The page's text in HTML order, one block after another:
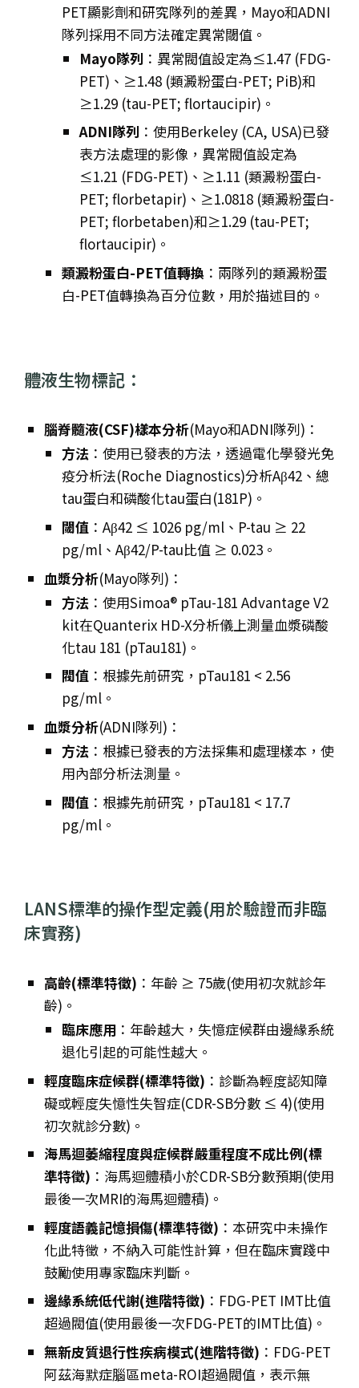
PET顯影劑和研究隊列的差異，Mayo和ADNI
隊列採用不同方法確定異常閾值。
Mayo隊列 ：異常閥值設定為≤1.47 (FDG-
PET)、≥1.48 (類澱粉蛋白-PET; PiB)和
≥1.29 (tau-PET; flortaucipir)。
ADNI隊列 ：使用Berkeley (CA, USA)已發
表方法處理的影像，異常閥值設定為
≤1.21 (FDG-PET)、≥1.11 (類澱粉蛋白-
PET; florbetapir)、≥1.0818 (類澱粉蛋白-
PET; florbetaben)和≥1.29 (tau-PET;
flortaucipir)。
類澱粉蛋白-PET值轉換 ：兩隊列的類澱粉蛋
白-PET值轉換為百分位數，用於描述目的。
體液生物標記：
腦脊髓液(CSF)樣本分析(Mayo和ADNI隊列)：
方法 ：使用已發表的方法，透過電化學發光免
疫分析法(Roche Diagnostics)分析Aβ42、總
tau蛋白和磷酸化tau蛋白(181P)。
閾值 ：Aβ42 ≤ 1026 pg/ml、P-tau ≥ 22
pg/ml、Aβ42/P-tau比值 ≥ 0.023。
血漿分析(Mayo隊列)：
方法 ：使用Simoa® pTau-181 Advantage V2
kit在Quanterix HD-X分析儀上測量血漿磷酸
化tau 181 (pTau181)。
閥值 ：根據先前研究，pTau181 < 2.56
pg/ml。
血漿分析(ADNI隊列)：
方法 ：根據已發表的方法採集和處理樣本，使
用內部分析法測量。
閥值 ：根據先前研究，pTau181 < 17.7
pg/ml。
LANS標準的操作型定義(用於驗證而非臨
床實務)
高齡(標準特徵) ：年齡 ≥ 75歲(使用初次就診年
齡)。
臨床應用 ：年齡越大，失憶症候群由邊緣系統
退化引起的可能性越大。
輕度臨床症候群(標準特徵) ：診斷為輕度認知障
礙或輕度失憶性失智症(CDR-SB分數 ≤ 4)(使用
初次就診分數)。
海馬迴萎縮程度與症候群嚴重程度不成比例(標
準特徵) ：海馬迴體積小於CDR-SB分數預期(使用
最後一次MRI的海馬迴體積)。
輕度語義記憶損傷(標準特徵) ：本研究中未操作
化此特徵，不納入可能性計算，但在臨床實踐中
鼓勵使用專家臨床判斷。
邊緣系統低代謝(進階特徵) ：FDG-PET IMT比值
超過閥值(使用最後一次FDG-PET的IMT比值)。
無新皮質退行性疾病模式(進階特徵) ：FDG-PET
阿茲海默症腦區meta-ROI超過閥值，表示無